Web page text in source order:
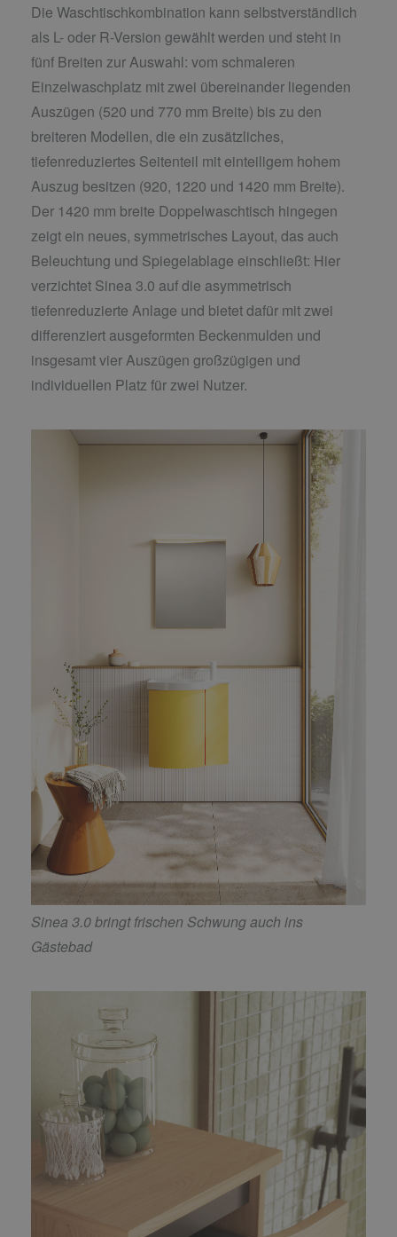
Die Waschtischkombination kann selbstverständlich
als L- oder R-Version gewählt werden und steht in
fünf Breiten zur Auswahl: vom schmaleren
Einzelwaschplatz mit zwei übereinander liegenden
Auszügen (520 und 770 mm Breite) bis zu den
breiteren Modellen, die ein zusätzliches,
tiefenreduziertes Seitenteil mit einteiligem hohem
Auszug besitzen (920, 1220 und 1420 mm Breite).
Der 1420 mm breite Doppelwaschtisch hingegen
zeigt ein neues, symmetrisches Layout, das auch
Beleuchtung und Spiegelablage einschließt: Hier
verzichtet Sinea 3.0 auf die asymmetrisch
tiefenreduzierte Anlage und bietet dafür mit zwei
differenziert ausgeformten Beckenmulden und
insgesamt vier Auszügen großzügigen und
individuellen Platz für zwei Nutzer.
Sinea 3.0 bringt frischen Schwung auch ins
Gästebad